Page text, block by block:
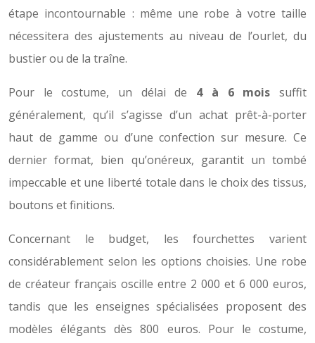
étape incontournable : même une robe à votre taille
nécessitera des ajustements au niveau de l’ourlet, du
bustier ou de la traîne.
Pour le costume, un délai de 4 à 6 mois suffit
généralement, qu’il s’agisse d’un achat prêt-à-porter
haut de gamme ou d’une confection sur mesure. Ce
dernier format, bien qu’onéreux, garantit un tombé
impeccable et une liberté totale dans le choix des tissus,
boutons et finitions.
Concernant le budget, les fourchettes varient
considérablement selon les options choisies. Une robe
de créateur français oscille entre 2 000 et 6 000 euros,
tandis que les enseignes spécialisées proposent des
modèles élégants dès 800 euros. Pour le costume,